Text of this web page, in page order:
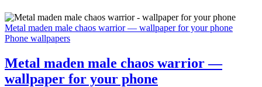
Metal maden male chaos warrior — wallpaper for your phone
Phone wallpapers
Metal maden male chaos warrior —
wallpaper for your phone